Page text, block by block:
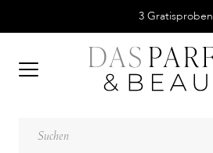
3 Gratisproben